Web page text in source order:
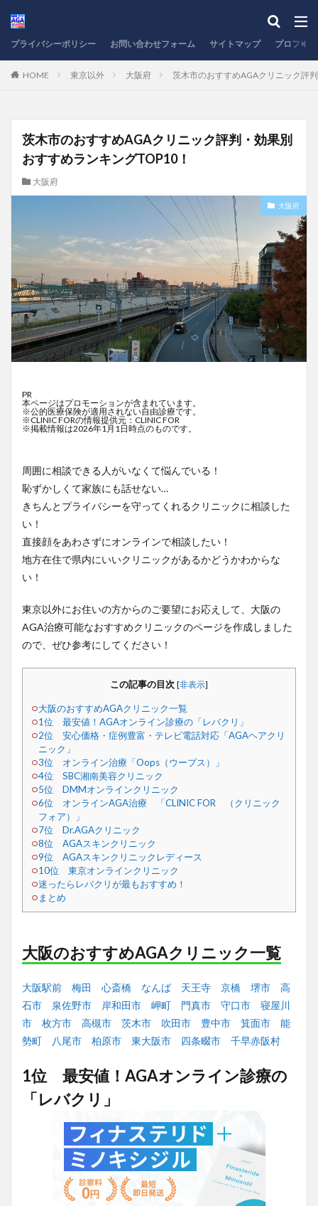
プライバシーポリシー お問い合わせフォーム サイトマップ プロフィ
HOME 東京以外 大阪府 茨木市のおすすめAGAクリニック評
茨木市のおすすめAGAクリニック評判・効果別
おすすめランキングTOP10！
大阪府
大阪府
PR
本ページはプロモーションが含まれています。
※公的医療保険が適用されない自由診療です。
※CLINIC FORの情報提供元：CLINIC FOR
※掲載情報は2026年1月1日時点のものです。
周囲に相談できる人がいなくて悩んでいる！
恥ずかしくて家族にも話せない…
きちんとプライバシーを守ってくれるクリニックに相談した
い！
直接顔をあわさずにオンラインで相談したい！
地方在住で県内にいいクリニックがあるかどうかわからな
い！
東京以外にお住いの方からのご要望にお応えして、大阪の
AGA治療可能なおすすめクリニックのページを作成しました
ので、ぜひ参考にしてください！
この記事の目次 [非表示]
大阪のおすすめAGAクリニック一覧
1位 最安値！AGAオンライン診療の「レバクリ」
2位 安心価格・症例豊富・テレビ電話対応「AGAヘアクリ
ニック」
3位 オンライン治療「Oops（ウープス）」
4位 SBC湘南美容クリニック
5位 DMMオンラインクリニック
6位 オンラインAGA治療 「CLINIC FOR （クリニック
フォア）」
7位 Dr.AGAクリニック
8位 AGAスキンクリニック
9位 AGAスキンクリニックレディース
10位 東京オンラインクリニック
迷ったらレバクリが最もおすすめ！
まとめ
大阪のおすすめAGAクリニック一覧
大阪駅前 梅田 心斎橋 なんば 天王寺 京橋 堺市
高
石市
泉佐野市 岸和田市 岬町 門真市 守口市
寝屋川
市
枚方市 高槻市 茨木市 吹田市 豊中市 箕面市
能
勢町
八尾市 柏原市 東大阪市 四条畷市 千早赤阪村
1位 最安値！AGAオンライン診療の
「レバクリ」